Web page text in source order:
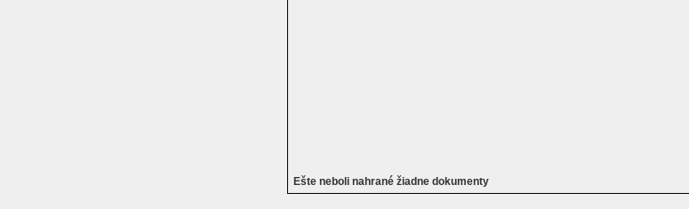
Ešte neboli nahrané žiadne dokumenty